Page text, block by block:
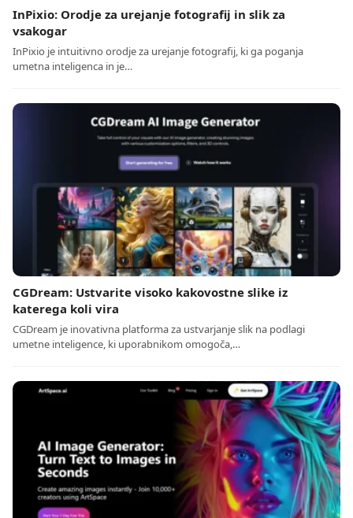
InPixio: Orodje za urejanje fotografij in slik za
vsakogar
InPixio je intuitivno orodje za urejanje fotografij, ki ga poganja
umetna inteligenca in je…
CGDream: Ustvarite visoko kakovostne slike iz
katerega koli vira
CGDream je inovativna platforma za ustvarjanje slik na podlagi
umetne inteligence, ki uporabnikom omogoča,…